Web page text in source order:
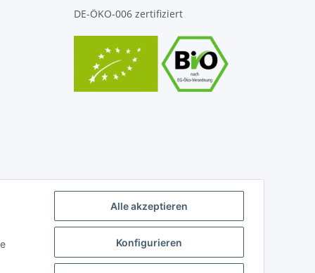
Alle akzeptieren
Konfigurieren
DE-ÖKO-006 zertifiziert